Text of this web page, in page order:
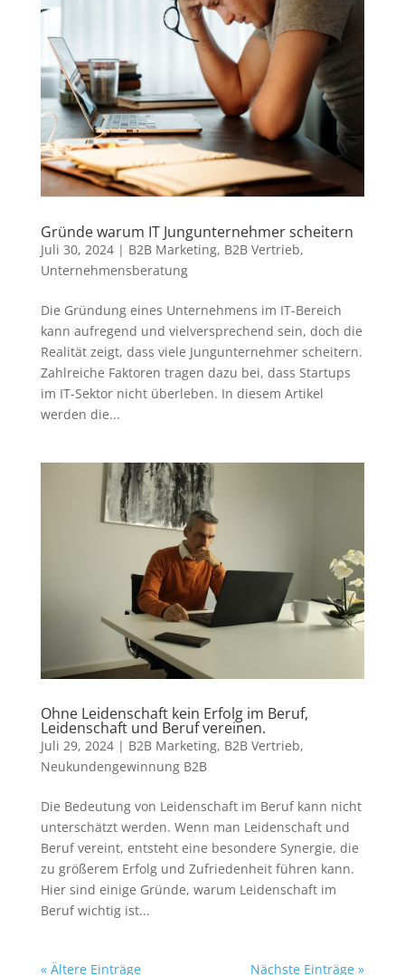
Gründe warum IT Jungunternehmer scheitern
Juli 30, 2024| B2B Marketing, B2B Vertrieb,
Unternehmensberatung
Die Gründung eines Unternehmens im IT-Bereich
kann aufregend und vielversprechend sein, doch die
Realität zeigt, dass viele Jungunternehmer scheitern.
Zahlreiche Faktoren tragen dazu bei, dass Startups
im IT-Sektor nicht überleben. In diesem Artikel
werden die...
Ohne Leidenschaft kein Erfolg im Beruf,
Leidenschaft und Beruf vereinen.
Juli 29, 2024| B2B Marketing, B2B Vertrieb,
Neukundengewinnung B2B
Die Bedeutung von Leidenschaft im Beruf kann nicht
unterschätzt werden. Wenn man Leidenschaft und
Beruf vereint, entsteht eine besondere Synergie, die
zu größerem Erfolg und Zufriedenheit führen kann.
Hier sind einige Gründe, warum Leidenschaft im
Beruf wichtig ist...
« Ältere Einträge Nächste Einträge »